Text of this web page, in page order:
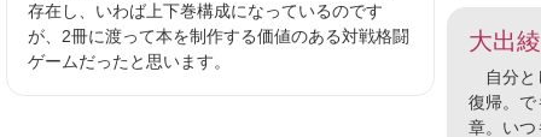
存在し、いわば上下巻構成になっているのです
が、2冊に渡って本を制作する価値のある対戦格闘
ゲームだったと思います。
大出
自分と
復帰。で
章。いつ